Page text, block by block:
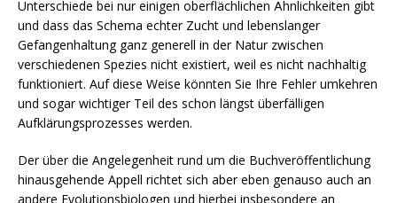
Unterschiede bei nur einigen oberflächlichen Ähnlichkeiten gibt
und dass das Schema echter Zucht und lebenslanger
Gefangenhaltung ganz generell in der Natur zwischen
verschiedenen Spezies nicht existiert, weil es nicht nachhaltig
funktioniert. Auf diese Weise könnten Sie Ihre Fehler umkehren
und sogar wichtiger Teil des schon längst überfälligen
Aufklärungsprozesses werden.
Der über die Angelegenheit rund um die Buchveröffentlichung
hinausgehende Appell richtet sich aber eben genauso auch an
andere Evolutionsbiologen und hierbei insbesondere an